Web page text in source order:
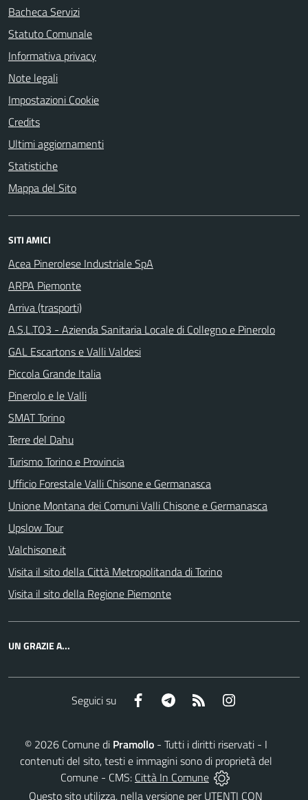
Bacheca Servizi
Statuto Comunale
Informativa privacy
Note legali
Impostazioni Cookie
Credits
Ultimi aggiornamenti
Statistiche
Mappa del Sito
SITI AMICI
Acea Pinerolese Industriale SpA
ARPA Piemonte
Arriva (trasporti)
A.S.L.TO3 - Azienda Sanitaria Locale di Collegno e Pinerolo
GAL Escartons e Valli Valdesi
Piccola Grande Italia
Pinerolo e le Valli
SMAT Torino
Terre del Dahu
Turismo Torino e Provincia
Ufficio Forestale Valli Chisone e Germanasca
Unione Montana dei Comuni Valli Chisone e Germanasca
Upslow Tour
Valchisone.it
Visita il sito della Città Metropolitanda di Torino
Visita il sito della Regione Piemonte
UN GRAZIE A...
Seguici su Facebook Telegram RSS
© 2026Comune di Pramollo- Tutti i diritti riservati - I
contenuti del sito, testi e immagini sono di proprietà del
Comune - CMS: Città In Comune
Questo sito utilizza, nella versione per UTENTI CON